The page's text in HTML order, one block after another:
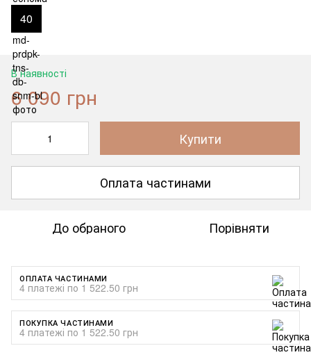
40
В наявності
6 090 грн
Купити
Оплата частинами
До обраного Порівняти
ОПЛАТА ЧАСТИНАМИ
4 платежі по 1 522.50 грн
ПОКУПКА ЧАСТИНАМИ
4 платежі по 1 522.50 грн